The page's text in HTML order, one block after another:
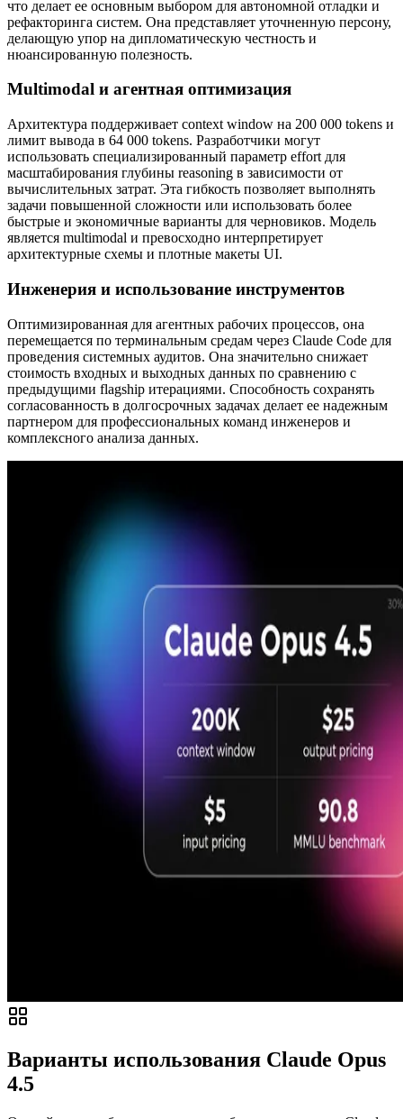
что делает ее основным выбором для автономной отладки и
рефакторинга систем. Она представляет уточненную персону,
делающую упор на дипломатическую честность и
нюансированную полезность.
Multimodal и агентная оптимизация
Архитектура поддерживает context window на 200 000 tokens и
лимит вывода в 64 000 tokens. Разработчики могут
использовать специализированный параметр effort для
масштабирования глубины reasoning в зависимости от
вычислительных затрат. Эта гибкость позволяет выполнять
задачи повышенной сложности или использовать более
быстрые и экономичные варианты для черновиков. Модель
является multimodal и превосходно интерпретирует
архитектурные схемы и плотные макеты UI.
Инженерия и использование инструментов
Оптимизированная для агентных рабочих процессов, она
перемещается по терминальным средам через Claude Code для
проведения системных аудитов. Она значительно снижает
стоимость входных и выходных данных по сравнению с
предыдущими flagship итерациями. Способность сохранять
согласованность в долгосрочных задачах делает ее надежным
партнером для профессиональных команд инженеров и
комплексного анализа данных.
Варианты использования Claude Opus
4.5